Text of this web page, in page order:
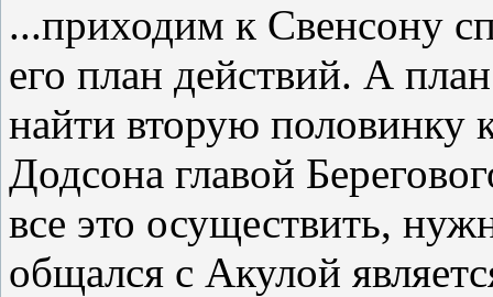
...приходим к Свенсону
его план действий. А
найти вторую половинку
Додсона главой
все это осуществить,
общался с Акулой